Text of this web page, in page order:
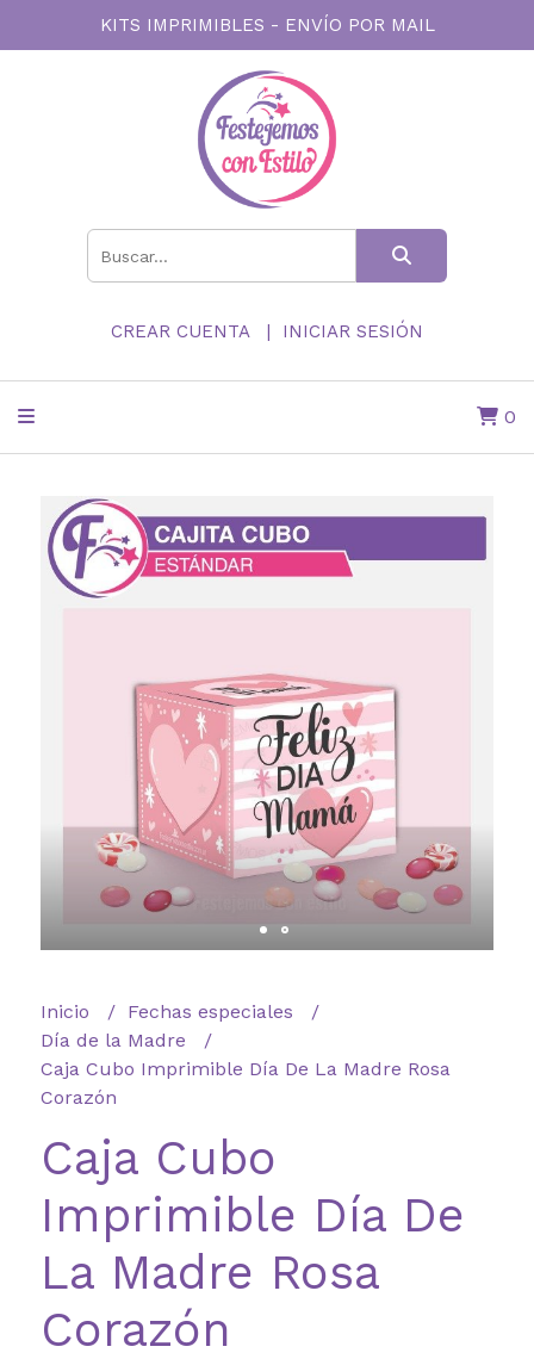
KITS IMPRIMIBLES - ENVÍO POR MAIL
CREAR CUENTA INICIAR SESIÓN
0
Inicio
Fechas especiales
Día de la Madre
Caja Cubo Imprimible Día De La Madre Rosa
Corazón
Caja Cubo
Imprimible Día De
La Madre Rosa
Corazón